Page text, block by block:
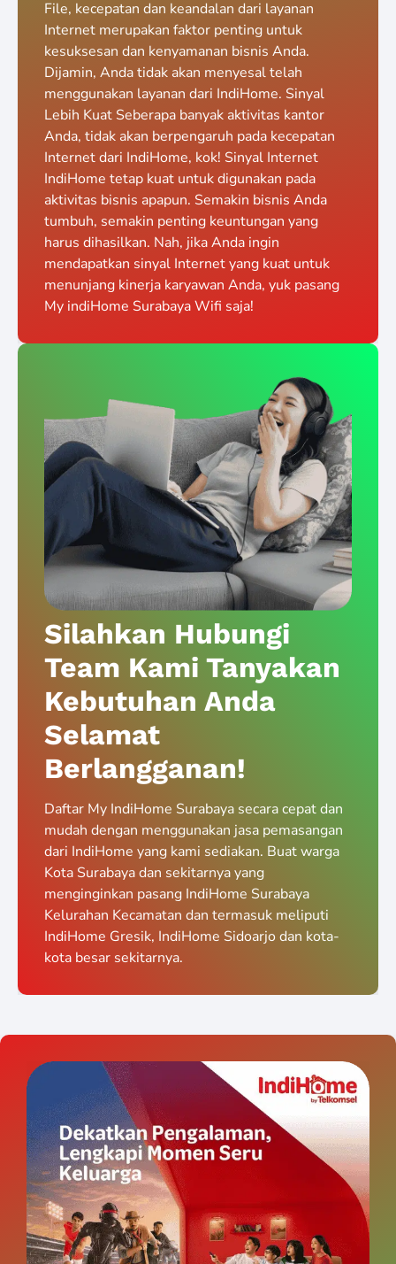
File, kecepatan dan keandalan dari layanan
Internet merupakan faktor penting untuk
kesuksesan dan kenyamanan bisnis Anda.
Dijamin, Anda tidak akan menyesal telah
menggunakan layanan dari IndiHome. Sinyal
Lebih Kuat Seberapa banyak aktivitas kantor
Anda, tidak akan berpengaruh pada kecepatan
Internet dari IndiHome, kok! Sinyal Internet
IndiHome tetap kuat untuk digunakan pada
aktivitas bisnis apapun. Semakin bisnis Anda
tumbuh, semakin penting keuntungan yang
harus dihasilkan. Nah, jika Anda ingin
mendapatkan sinyal Internet yang kuat untuk
menunjang kinerja karyawan Anda, yuk pasang
My indiHome Surabaya Wifi saja!
Silahkan Hubungi
Team Kami Tanyakan
Kebutuhan Anda
Selamat
Berlangganan!
Daftar My IndiHome Surabaya secara cepat dan
mudah dengan menggunakan jasa pemasangan
dari IndiHome yang kami sediakan. Buat warga
Kota Surabaya dan sekitarnya yang
menginginkan pasang IndiHome Surabaya
Kelurahan Kecamatan dan termasuk meliputi
IndiHome Gresik, IndiHome Sidoarjo dan kota-
kota besar sekitarnya.